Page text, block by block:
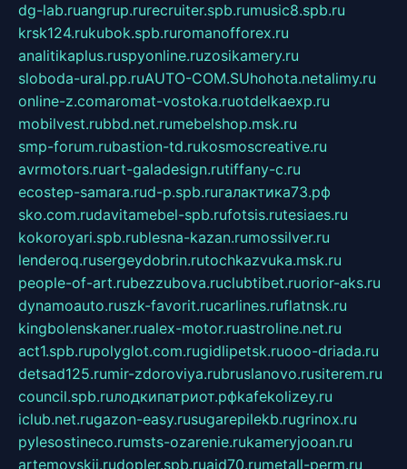
dg-lab.ruangrup.rurecruiter.spb.rumusic8.spb.ru
krsk124.rukubok.spb.ruromanofforex.ru
analitikaplus.ruspyonline.ruzosikamery.ru
sloboda-ural.pp.ruAUTO-COM.SUhohota.netalimy.ru
online-z.comaromat-vostoka.ruotdelkaexp.ru
mobilvest.rubbd.net.rumebelshop.msk.ru
smp-forum.rubastion-td.rukosmoscreative.ru
avrmotors.ruart-galadesign.rutiffany-c.ru
ecostep-samara.rud-p.spb.ruгалактика73.рф
sko.com.rudavitamebel-spb.rufotsis.rutesiaes.ru
kokoroyari.spb.rublesna-kazan.rumossilver.ru
lenderoq.rusergeydobrin.rutochkazvuka.msk.ru
people-of-art.rubezzubova.ruclubtibet.ruorior-aks.ru
dynamoauto.ruszk-favorit.rucarlines.ruflatnsk.ru
kingbolenskaner.rualex-motor.ruastroline.net.ru
act1.spb.rupolyglot.com.rugidlipetsk.ruooo-driada.ru
detsad125.rumir-zdoroviya.rubruslanovo.rusiterem.ru
council.spb.ruлодкипатриот.рфkafekolizey.ru
iclub.net.rugazon-easy.rusugarepilekb.rugrinox.ru
pylesostineco.rumsts-ozarenie.rukameryjooan.ru
artemovskij.rudopler.spb.ruaid70.rumetall-perm.ru